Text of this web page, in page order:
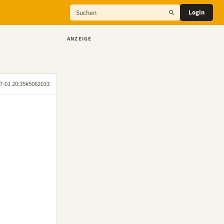
Login
01 20:35#5062033
ANZEIGE